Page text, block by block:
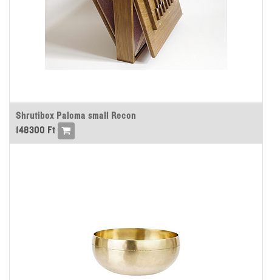
Shrutibox Paloma small Recon
148300 Ft